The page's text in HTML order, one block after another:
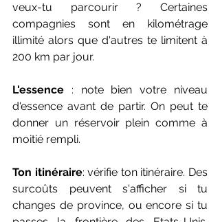
veux-tu parcourir ? Certaines
compagnies sont en kilométrage
illimité alors que d'autres te limitent à
200 km par jour.
L'essence : note bien votre niveau
d'essence avant de partir. On peut te
donner un réservoir plein comme à
moitié rempli.
Ton itinéraire: vérifie ton itinéraire. Des
surcoûts peuvent s'afficher si tu
changes de province, ou encore si tu